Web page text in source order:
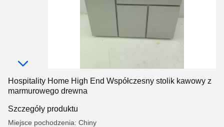
Hospitality Home High End Współczesny stolik kawowy z
marmurowego drewna
Szczegóły produktu
Miejsce pochodzenia: Chiny